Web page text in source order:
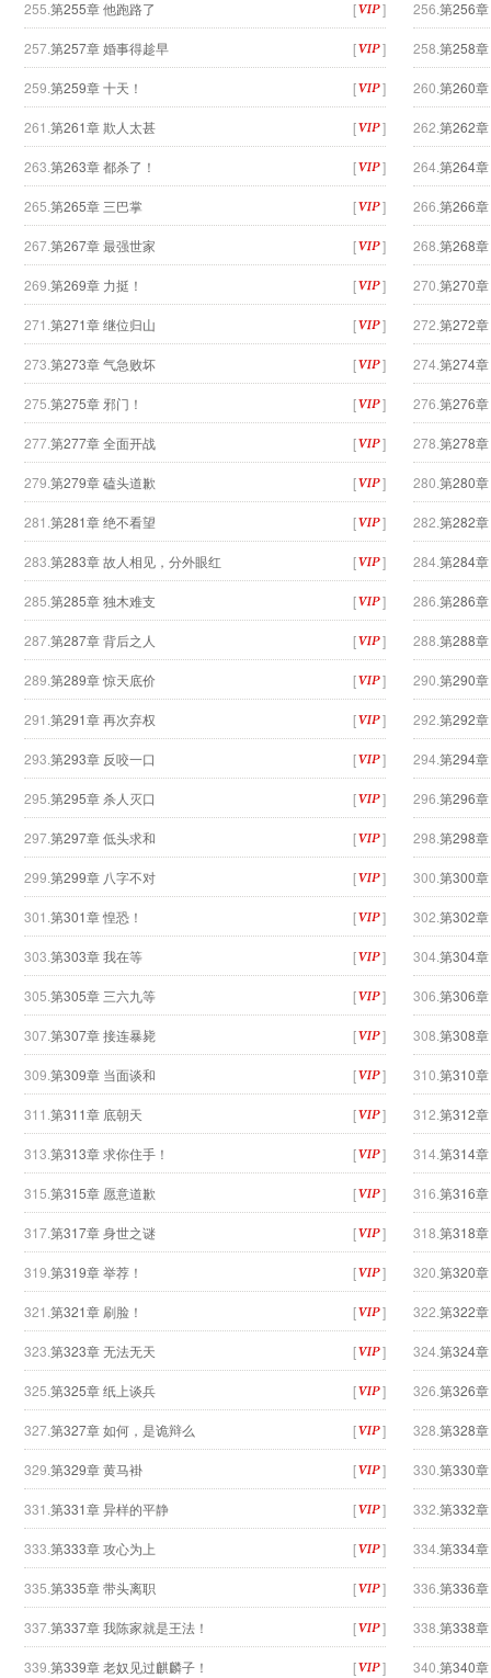
255. 第255章 他跑路了 [ ] 256. 第256
257.第257章 婚事得趁早 [ ] 258. 第258
259. 第259章 十天！ [ ] 260. 第260
261. 第261章 欺人太甚 [ ] 262. 第262
263. 第263章 都杀了！ [ ] 264. 第264
265. 第265章 三巴掌 [ ] 266. 第266
267.第267章 最强世家 [ ] 268. 第268
269. 第269章 力挺！ [ ] 270. 第270
271. 第271章 继位归山 [ ] 272. 第272
273. 第273章 气急败坏 [ ] 274. 第274
275. 第275章 邪门！ [ ] 276. 第276
277.第277章 全面开战 [ ] 278. 第278
279. 第279章 磕头道歉 [ ] 280. 第280
281. 第281章 绝不看望 [ ] 282. 第282
283. 第283章 故人相见，分外眼红 [ ] 284. 第284
285. 第285章 独木难支 [ ] 286. 第286
287.第287章 背后之人 [ ] 288. 第288
289. 第289章 惊天底价 [ ] 290. 第290
291. 第291章 再次弃权 [ ] 292. 第292
293. 第293章 反咬一口 [ ] 294. 第294
295. 第295章 杀人灭口 [ ] 296. 第296
297.第297章 低头求和 [ ] 298. 第298
299. 第299章 八字不对 [ ] 300. 第300
301. 第301章 惶恐！ [ ] 302. 第302
303. 第303章 我在等 [ ] 304. 第304
305. 第305章 三六九等 [ ] 306. 第306
307.第307章 接连暴毙 [ ] 308. 第308
309. 第309章 当面谈和 [ ] 310. 第310
311. 第311章 底朝天 [ ] 312. 第312
313. 第313章 求你住手！ [ ] 314. 第314
315. 第315章 愿意道歉 [ ] 316. 第316
317.第317章 身世之谜 [ ] 318. 第318
319. 第319章 举荐！ [ ] 320. 第320
321. 第321章 刷脸！ [ ] 322. 第322
323. 第323章 无法无天 [ ] 324. 第324
325. 第325章 纸上谈兵 [ ] 326. 第326
327.第327章 如何，是诡辩么 [ ] 328. 第328
329. 第329章 黄马褂 [ ] 330. 第330
331. 第331章 异样的平静 [ ] 332. 第332
333. 第333章 攻心为上 [ ] 334. 第334
335. 第335章 带头离职 [ ] 336. 第336
337.第337章 我陈家就是王法！ [ ] 338. 第338
339. 第339章 老奴见过麒麟子！ [ ] 340. 第340